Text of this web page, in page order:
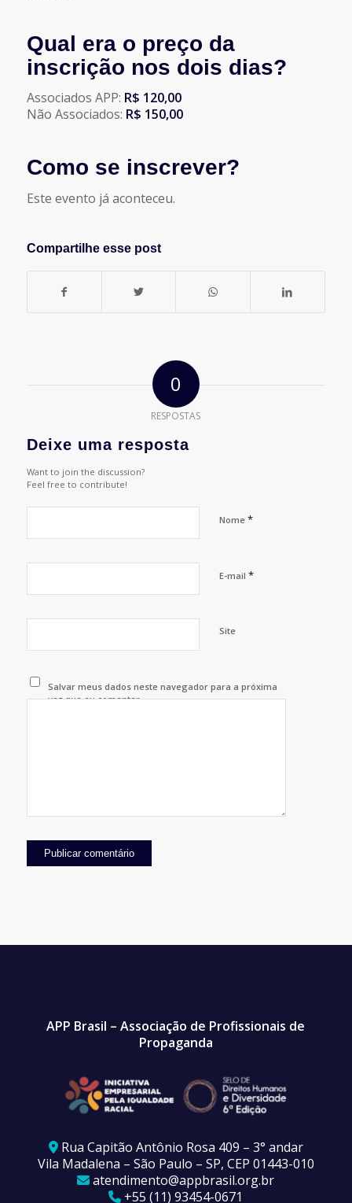
Qual era o preço da
inscrição nos dois dias?
Associados APP: R$ 120,00
Não Associados: R$ 150,00
Como se inscrever?
Este evento já aconteceu.
Compartilhe esse post
0
RESPOSTAS
Deixe uma resposta
Want to join the discussion?
Feel free to contribute!
Nome *
E-mail *
Site
Salvar meus dados neste navegador para a próxima
vez que eu comentar.
APP Brasil – Associação de Profissionais de
Propaganda
Rua Capitão Antônio Rosa 409 – 3° andar
Vila Madalena – São Paulo – SP, CEP 01443-010
atendimento@appbrasil.org.br
+55 (11) 93454-0671